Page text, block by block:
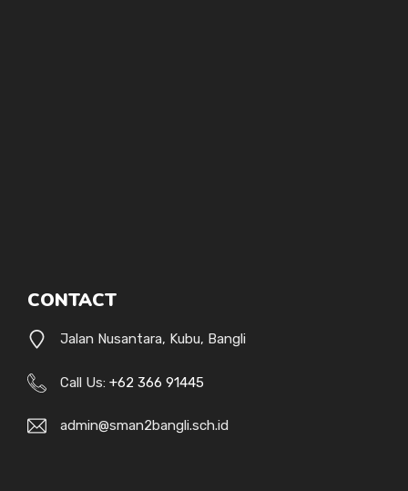
CONTACT
Jalan Nusantara, Kubu, Bangli
Call Us: +62 366 91445
admin@sman2bangli.sch.id